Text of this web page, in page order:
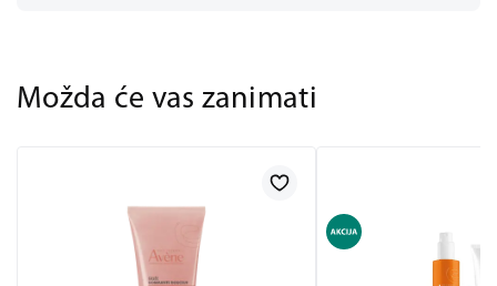
Možda će vas zanimati